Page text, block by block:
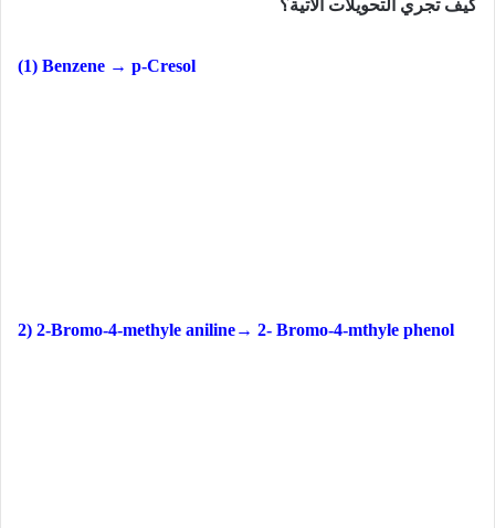
كيف تجري التحويلات الآتية؟
(1) Benzene → p-Cresol
2- Bromo-4-mthyle phenol
→
2) 2-Bromo-4-methyle aniline